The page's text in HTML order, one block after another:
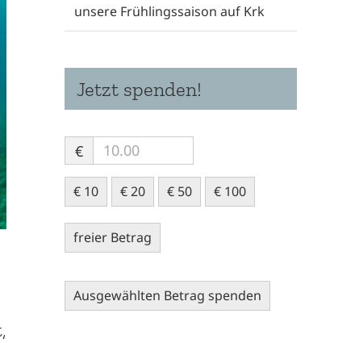
unsere Frühlingssaison auf Krk
Jetzt spenden!
€
€ 10 € 20 € 50 € 100
freier Betrag
Ausgewählten Betrag spenden